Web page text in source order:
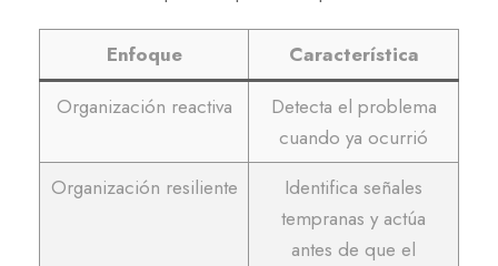
Enfoque
Característica
Organización reactiva
Detecta el problema
cuando ya ocurrió
Organización resiliente
Identifica señales
tempranas y actúa
antes de que el